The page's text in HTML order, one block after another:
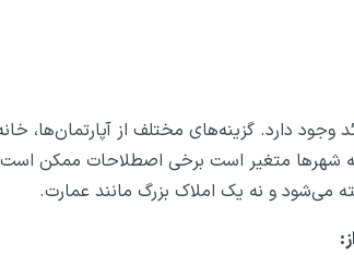
وجود دارد. گزینه‌های مختلف از آپارتمان‌ها،
شهرها متغیر است برخی اصطلاحات ممکن است
می‌شود و نه یک املاک بزرگ مانند عمارت.